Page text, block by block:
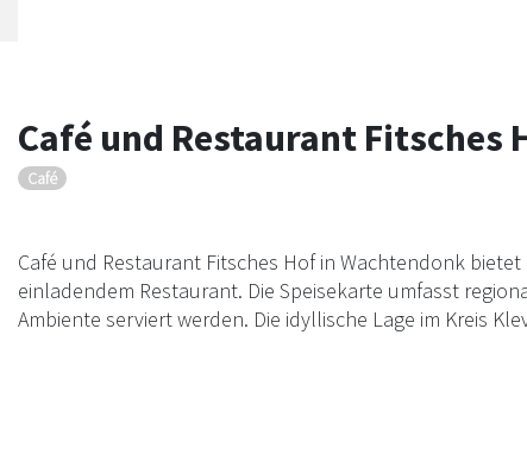
Café und Restaurant Fitsches
Café
Café und Restaurant Fitsches Hof in Wachtendonk
einladendem Restaurant. Die Speisekarte umfasst
Ambiente serviert werden. Die idyllische Lage im Kreis